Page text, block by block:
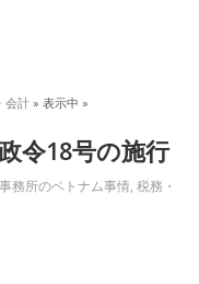
会計 » 表示中 »
令18号の施行
務所のベトナム事情,税務・